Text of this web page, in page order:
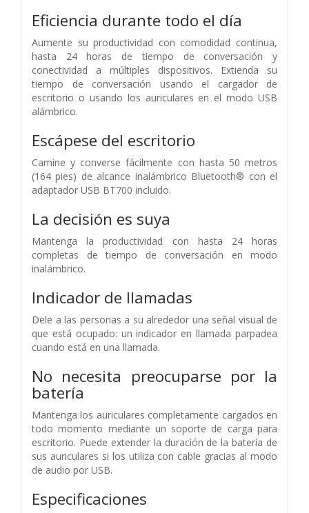
Eficiencia durante todo el día
Aumente su productividad con comodidad continua,
hasta 24 horas de tiempo de conversación y
conectividad a múltiples dispositivos. Extienda su
tiempo de conversación usando el cargador de
escritorio o usando los auriculares en el modo USB
alámbrico.
Escápese del escritorio
Camine y converse fácilmente con hasta 50 metros
(164 pies) de alcance inalámbrico Bluetooth® con el
adaptador USB BT700 incluido.
La decisión es suya
Mantenga la productividad con hasta 24 horas
completas de tiempo de conversación en modo
inalámbrico.
Indicador de llamadas
Dele a las personas a su alrededor una señal visual de
que está ocupado: un indicador en llamada parpadea
cuando está en una llamada.
No necesita preocuparse por la
batería
Mantenga los auriculares completamente cargados en
todo momento mediante un soporte de carga para
escritorio. Puede extender la duración de la batería de
sus auriculares si los utiliza con cable gracias al modo
de audio por USB.
Especificaciones